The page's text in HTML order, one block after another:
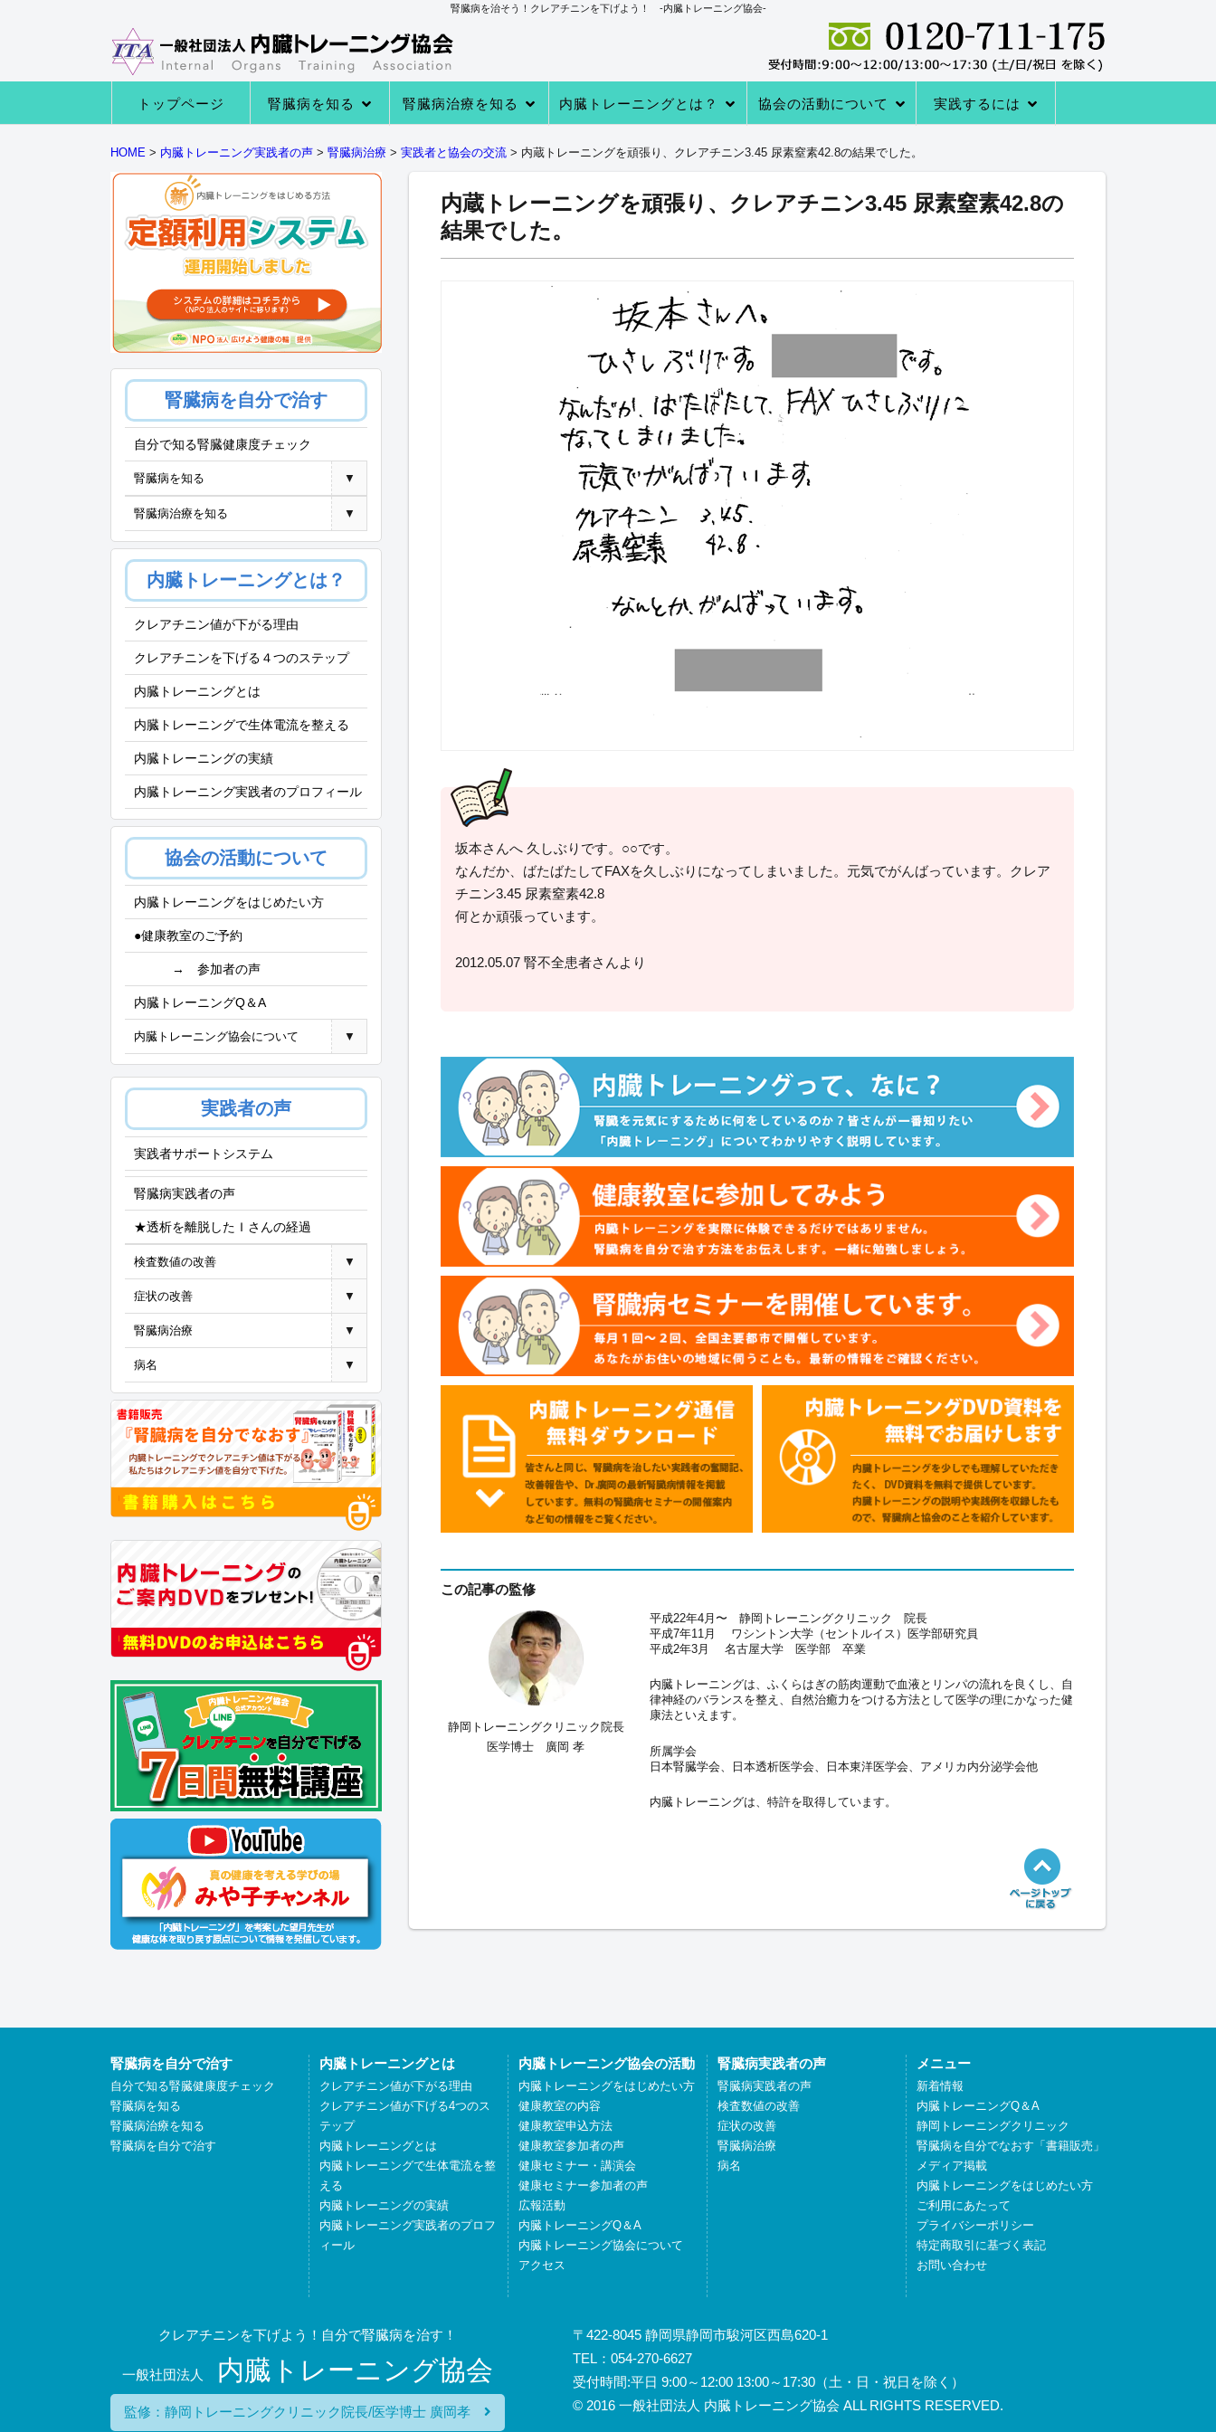
腎臓病を治そう！クレアチニンを下げよう！ -内臓トレーニング協会-
トップページ 腎臓病を知る 腎臓病治療を知る 内臓トレーニングとは？
ップ
える
ール
協会の活動について 実践するには
HOME > 内臓トレーニング実践者の声 > 腎臓病治療 > 実践者と協会の交流 > 内蔵トレーニングを頑張り、クレアチニン3.45 尿素窒素42.8の結果でした。
内蔵トレーニングを頑張り、クレアチニン3.45 尿素窒素42.8の
結果でした。
坂本さんへ 久しぶりです。○○です。
なんだか、ばたばたしてFAXを久しぶりになってしまいました。元気でがんばっています。クレア
チニン3.45 尿素窒素42.8
何とか頑張っています。
2012.05.07 腎不全患者さんより
この記事の監修
静岡トレーニングクリニック院長
医学博士 廣岡 孝
平成22年4月〜 静岡トレーニングクリニック 院長
平成7年11月 ワシントン大学（セントルイス）医学部研究員
平成2年3月 名古屋大学 医学部 卒業
内臓トレーニングは、ふくらはぎの筋肉運動で血液とリンパの流れを良くし、自
律神経のバランスを整え、自然治癒力をつける方法として医学の理にかなった健
康法といえます。
所属学会
日本腎臓学会、日本透析医学会、日本東洋医学会、アメリカ内分泌学会他
内臓トレーニングは、特許を取得しています。
腎臓病を自分で治す
自分で知る腎臓健康度チェック
腎臓病を知る ▼
腎臓病治療を知る ▼
内臓トレーニングとは？
クレアチニン値が下がる理由
クレアチニンを下げる４つのステップ
内臓トレーニングとは
内臓トレーニングで生体電流を整える
内臓トレーニングの実績
内臓トレーニング実践者のプロフィール
協会の活動について
内臓トレーニングをはじめたい方
●健康教室のご予約
→ 参加者の声
内臓トレーニングQ＆A
内臓トレーニング協会について ▼
実践者の声
実践者サポートシステム
腎臓病実践者の声
★透析を離脱したＩさんの経過
検査数値の改善 ▼
症状の改善 ▼
腎臓病治療 ▼
病名 ▼
腎臓病を自分で治す
自分で知る腎臓健康度チェック
腎臓病を知る
腎臓病治療を知る
腎臓病を自分で治す
内臓トレーニングとは
クレアチニン値が下がる理由
クレアチニン値が下げる4つのス
テップ
内臓トレーニングとは
内臓トレーニングで生体電流を整
える
内臓トレーニングの実績
内臓トレーニング実践者のプロフ
ィール
内臓トレーニング協会の活動
内臓トレーニングをはじめたい方
健康教室の内容
健康教室申込方法
健康教室参加者の声
健康セミナー・講演会
健康セミナー参加者の声
広報活動
内臓トレーニングQ＆A
内臓トレーニング協会について
アクセス
腎臓病実践者の声
腎臓病実践者の声
検査数値の改善
症状の改善
腎臓病治療
病名
メニュー
新着情報
内臓トレーニングQ＆A
静岡トレーニングクリニック
腎臓病を自分でなおす「書籍販売」
メディア掲載
内臓トレーニングをはじめたい方
ご利用にあたって
プライバシーポリシー
特定商取引に基づく表記
お問い合わせ
クレアチニンを下げよう！自分で腎臓病を治す！
一般社団法人 内臓トレーニング協会
監修：静岡トレーニングクリニック院長/医学博士 廣岡孝
〒422-8045 静岡県静岡市駿河区西島620-1
TEL：054-270-6627
受付時間:平日 9:00～12:00 13:00～17:30（土・日・祝日を除く）
© 2016 一般社団法人 内臓トレーニング協会 ALL RIGHTS RESERVED.